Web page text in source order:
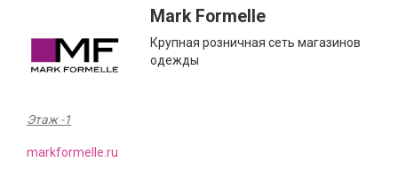
Mark Formelle
Крупная розничная сеть магазинов
одежды
Этаж -1
markformelle.ru